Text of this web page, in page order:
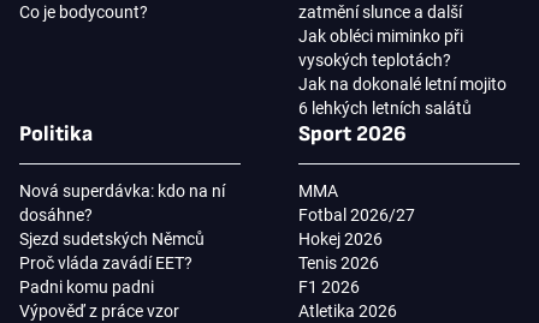
Co je bodycount?
zatmění slunce a další
Jak obléci miminko při
vysokých teplotách?
Jak na dokonalé letní mojito
6 lehkých letních salátů
Politika
Nová superdávka: kdo na ní
dosáhne?
Sjezd sudetských Němců
Proč vláda zavádí EET?
Padni komu padni
Výpověď z práce vzor
Sport 2026
MMA
Fotbal 2026/27
Hokej 2026
Tenis 2026
F1 2026
Atletika 2026